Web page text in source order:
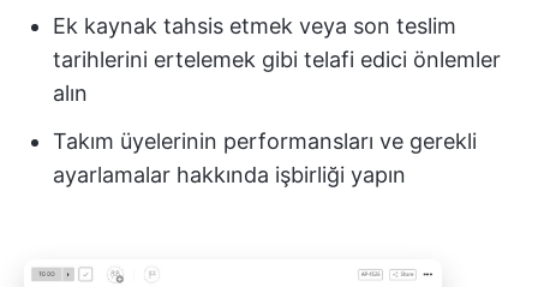
Ek kaynak tahsis etmek veya son teslim
tarihlerini ertelemek gibi telafi edici önlemler
alın
Takım üyelerinin performansları ve gerekli
ayarlamalar hakkında işbirliği yapın